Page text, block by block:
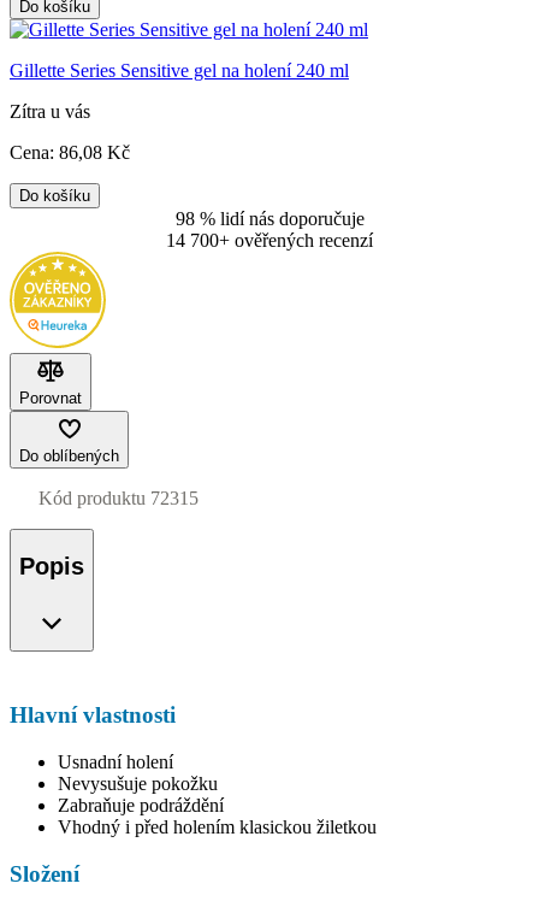
Do košíku
Gillette Series Sensitive gel na holení 240 ml
Zítra u vás
Cena: 86,08 Kč
Do košíku
98 % lidí nás doporučuje
14 700+ ověřených recenzí
Porovnat
Do oblíbených
Kód produktu 72315
Popis
Hlavní vlastnosti
Usnadní holení
Nevysušuje pokožku
Zabraňuje podráždění
Vhodný i před holením klasickou žiletkou
Složení